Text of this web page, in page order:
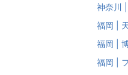
神奈川
福岡 |
福岡 |
福岡 |